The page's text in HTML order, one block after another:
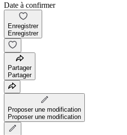
Date à confirmer
Enregistrer
Enregistrer
Partager
Partager
Proposer une modification
Proposer une modification